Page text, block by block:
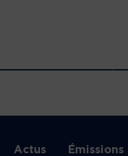
Actus Émissions